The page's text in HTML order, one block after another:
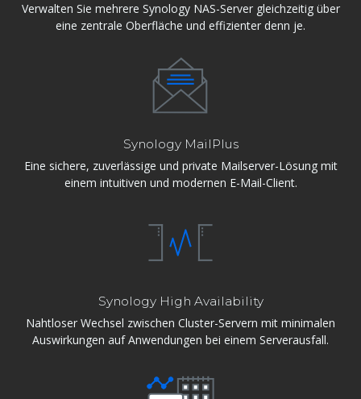
Verwalten Sie mehrere Synology NAS-Server gleichzeitig über
eine zentrale Oberfläche und effizienter denn je.
Synology MailPlus
Eine sichere, zuverlässige und private Mailserver-Lösung mit
einem intuitiven und modernen E-Mail-Client.
Synology High Availability
Nahtloser Wechsel zwischen Cluster-Servern mit minimalen
Auswirkungen auf Anwendungen bei einem Serverausfall.